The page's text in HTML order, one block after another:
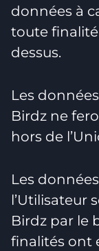
données à
toute finalité
dessus.
Les
Birdz ne
hors de
Les
l’Utilisateur
Birdz par le
finalités ont